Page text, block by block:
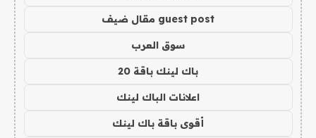
guest post مقال ضيف
سوق العرب
باك لينك باقة 20
اعلانات الباك لينك
أقوى باقة باك لينك